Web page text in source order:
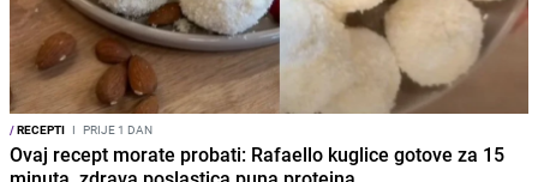
/RECEPTI I PRIJE 1 DAN
Ovaj recept morate probati: Rafaello kuglice gotove za 15